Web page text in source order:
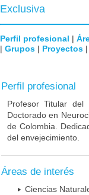
Exclusiva
Perfil profesional |
| Grupos | Proyectos
Perfil profesional
Profesor Titular
Doctorado en
de Colombia.
del envejecimiento.
Áreas de interés
Ciencias